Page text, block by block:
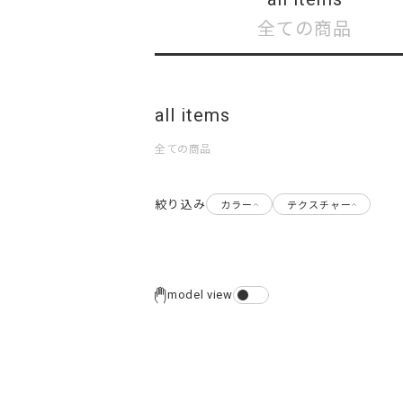
全ての商品
all items
全ての商品
絞り込み カラー テクスチャー
model view